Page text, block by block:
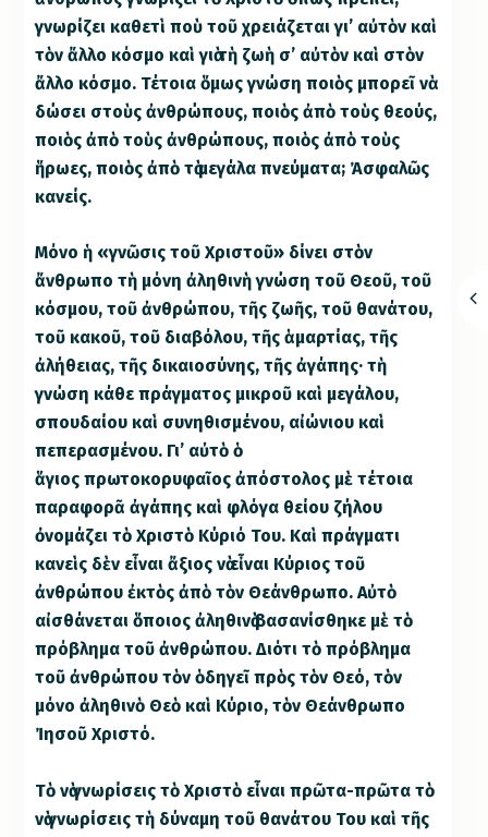
γνωρίζει καθετὶ ποὺ τοῦ χρειάζεται γι’ αὐτὸν καὶ
τὸν ἄλλο κόσμο καὶ γιὰ τὴ ζωὴ σ’ αὐτὸν καὶ στὸν
ἄλλο κόσμο. Τέτοια ὅμως γνώση ποιὸς μπορεῖ νὰ
δώσει στοὺς ἀνθρώπους, ποιὸς ἀπὸ τοὺς θεούς,
ποιὸς ἀπὸ τοὺς ἀνθρώπους, ποιὸς ἀπὸ τοὺς
ἥρωες, ποιὸς ἀπὸ τὰ μεγάλα πνεύματα; Ἀσφαλῶς
κανείς.
Μόνο ἡ «γνῶσις τοῦ Χριστοῦ» δίνει στὸν
ἄνθρωπο τὴ μόνη ἀληθινὴ γνώση τοῦ Θεοῦ, τοῦ
κόσμου, τοῦ ἀνθρώπου, τῆς ζωῆς, τοῦ θανάτου,
τοῦ κακοῦ, τοῦ διαβόλου, τῆς ἁμαρτίας, τῆς
ἀλήθειας, τῆς δικαιοσύνης, τῆς ἀγάπης· τὴ
γνώση κάθε πράγματος μικροῦ καὶ μεγάλου,
σπουδαίου καὶ συνηθισμένου, αἰώνιου καὶ
πεπερασμένου. Γι’ αὐτὸ ὁ
ἅγιος πρωτοκορυφαῖος ἀπόστολος μὲ τέτοια
παραφορᾶ ἀγάπης καὶ φλόγα θείου ζήλου
ὀνομάζει τὸ Χριστὸ Κύριό Του. Καὶ πράγματι
κανεὶς δὲν εἶναι ἄξιος νὰ εἶναι Κύριος τοῦ
ἀνθρώπου ἐκτὸς ἀπὸ τὸν Θεάνθρωπο. Αὐτὸ
αἰσθάνεται ὅποιος ἀληθινὰ βασανίσθηκε μὲ τὸ
πρόβλημα τοῦ ἀνθρώπου. Διότι τὸ πρόβλημα
τοῦ ἀνθρώπου τὸν ὁδηγεῖ πρὸς τὸν Θεό, τὸν
μόνο ἀληθινὸ Θεὸ καὶ Κύριο, τὸν Θεάνθρωπο
Ἰησοῦ Χριστό.
Τὸ νὰ γνωρίσεις τὸ Χριστὸ εἶναι πρῶτα-πρῶτα τὸ
νὰ γνωρίσεις τὴ δύναμη τοῦ θανάτου Του καὶ τῆς